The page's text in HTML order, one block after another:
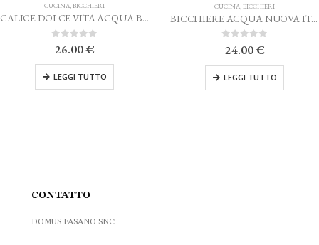
CUCINA,BICCHIERI
BICCHIERE ACQUA NUOVA ITALIA TRASPARENTE MARIO LUCA GIUSTI
0Su 5
24.00€
LEGGI TUTTO
CUCINA,BICCHIERI
BICCHIERE ACQUA DAVID VERDE MARIO LUCA GIUSTI
Su 5
25.00€
AGGIUNGI AL CARRELLO
CONTATTO
DOMUS FASANO SNC